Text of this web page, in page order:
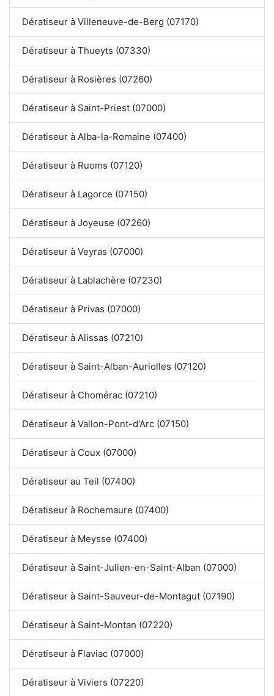
Dératiseur à Villeneuve-de-Berg (07170)
Dératiseur à Thueyts (07330)
Dératiseur à Rosières (07260)
Dératiseur à Saint-Priest (07000)
Dératiseur à Alba-la-Romaine (07400)
Dératiseur à Ruoms (07120)
Dératiseur à Lagorce (07150)
Dératiseur à Joyeuse (07260)
Dératiseur à Veyras (07000)
Dératiseur à Lablachère (07230)
Dératiseur à Privas (07000)
Dératiseur à Alissas (07210)
Dératiseur à Saint-Alban-Auriolles (07120)
Dératiseur à Chomérac (07210)
Dératiseur à Vallon-Pont-d'Arc (07150)
Dératiseur à Coux (07000)
Dératiseur au Teil (07400)
Dératiseur à Rochemaure (07400)
Dératiseur à Meysse (07400)
Dératiseur à Saint-Julien-en-Saint-Alban (07000)
Dératiseur à Saint-Sauveur-de-Montagut (07190)
Dératiseur à Saint-Montan (07220)
Dératiseur à Flaviac (07000)
Dératiseur à Viviers (07220)